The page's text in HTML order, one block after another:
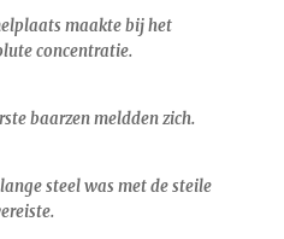
maakte bij het
concentratie.
baarzen meldden zich.
steel was met de steile